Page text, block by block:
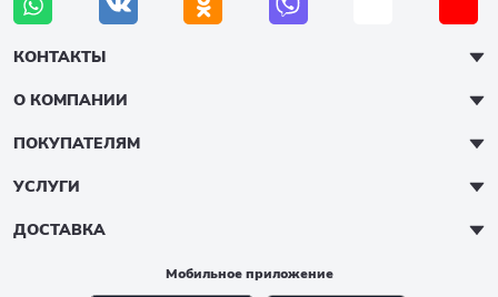
КОНТАКТЫ
О КОМПАНИИ
ПОКУПАТЕЛЯМ
УСЛУГИ
ДОСТАВКА
Мобильное приложение